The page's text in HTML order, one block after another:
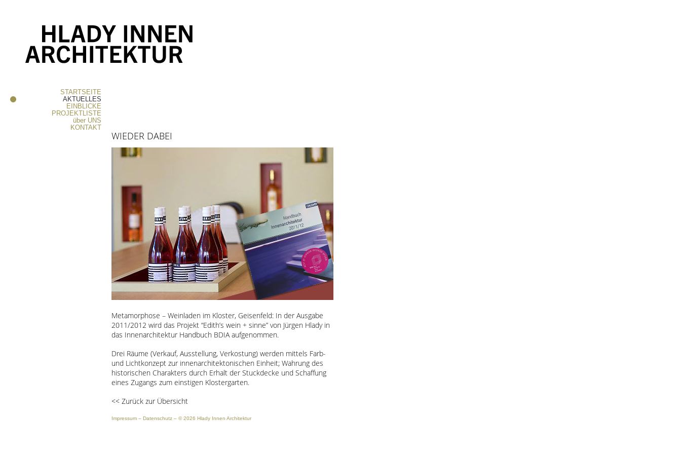
STARTSEITE
AKTUELLES
EINBLICKE
PROJEKTLISTE
über UNS
KONTAKT
WIEDER DABEI
Metamorphose – Weinladen im Kloster, Geisenfeld: In der Ausgabe
2011/2012 wird das Projekt “Edith’s wein + sinne” von Jürgen Hlady in
das Innenarchitektur Handbuch BDIAaufgenommen.
Drei Räume (Verkauf, Ausstellung, Verkostung) werden mittels Farb-
und Lichtkonzept zur innenarchitektonischen Einheit; Wahrung des
historischen Charakters durch Erhalt der Stuckdecke und Schaffung
eines Zugangs zum einstigen Klostergarten.
<< Zurück zur Übersicht
Impressum – Datenschutz – © 2026 Hlady Innen Architektur